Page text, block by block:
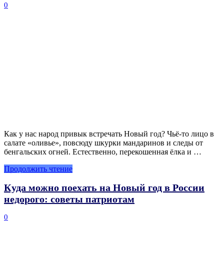
0
Как у нас народ привык встречать Новый год? Чьё-то лицо в
салате «оливье», повсюду шкурки мандаринов и следы от
бенгальских огней. Естественно, перекошенная ёлка и …
Продолжить чтение
Куда можно поехать на Новый год в России
недорого: советы патриотам
0